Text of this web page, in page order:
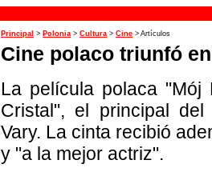
Principal > Polonia > Cultura > Cine > Artículos
Cine polaco triunfó
La película polaca "Mój
Cristal", el principal
Vary. La cinta recibió
y "a la mejor actriz".